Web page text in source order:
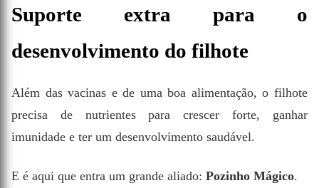
Suporte extra para o
desenvolvimento do filhote
Além das vacinas e de uma boa alimentação, o filhote
precisa de nutrientes para crescer forte, ganhar
imunidade e ter um desenvolvimento saudável.
E é aqui que entra um grande aliado: Pozinho Mágico.